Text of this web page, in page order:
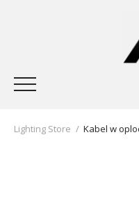
Lighting Store / Kabel w